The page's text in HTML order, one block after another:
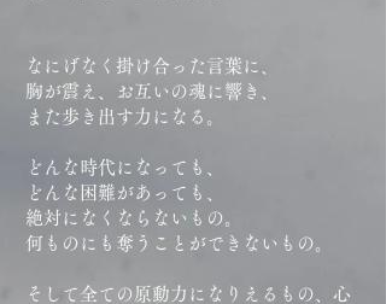
なにげなく掛け合った言葉に、
胸が震え、お互いの魂に響き、
また歩き出す力になる。
どんな時代になっても、
どんな困難があっても、
絶対になくならないもの。
何ものにも奪うことができないもの。
そして全ての原動力になりえるもの、心